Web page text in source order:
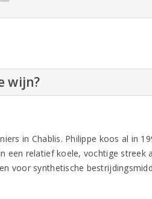
wijn?
in Chablis. Philippe koos al in
een relatief koele, vochtige streek
voor synthetische